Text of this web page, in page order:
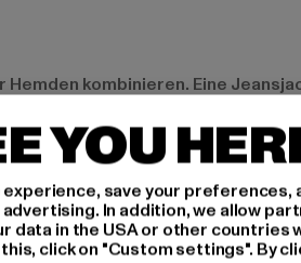
kombinieren. Eine
Jeans lassen sich mit
Mit passenden Accessoires wie
YOU
save your preferences,
In addition, we allow
data in the USA or other countries
click on "Custom settings". By